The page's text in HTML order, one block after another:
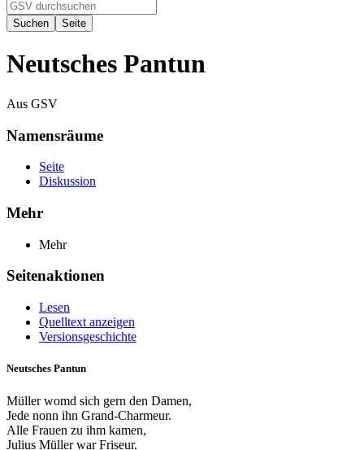
Neutsches Pantun
Aus GSV
Namensräume
Seite
Diskussion
Mehr
Mehr
Seitenaktionen
Lesen
Quelltext anzeigen
Versionsgeschichte
Neutsches Pantun
Müller womd sich gern den Damen,
Jede nonn ihn Grand-Charmeur.
Alle Frauen zu ihm kamen,
Julius Müller war Friseur.